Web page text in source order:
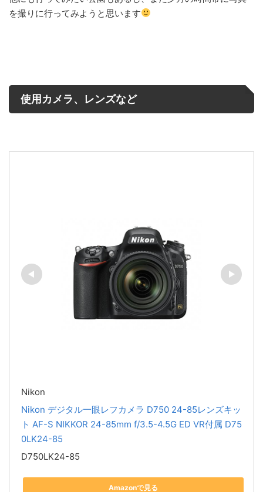
を撮りに行ってみようと思います
使用カメラ、レンズなど
Nikon
Nikon デジタル一眼レフカメラ D750 24-85レンズキッ
ト AF-S NIKKOR 24-85mm f/3.5-4.5G ED VR付属 D75
0LK24-85
D750LK24-85
Amazonで見る